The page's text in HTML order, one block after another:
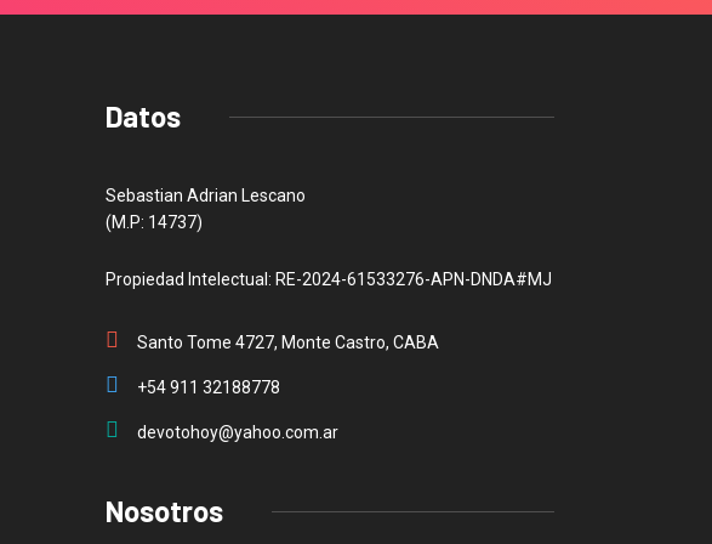
Datos
Sebastian Adrian Lescano
(M.P: 14737)
Propiedad Intelectual: RE-2024-61533276-APN-DNDA#MJ
Santo Tome 4727, Monte Castro, CABA
+54 911 32188778
devotohoy@yahoo.com.ar
Nosotros